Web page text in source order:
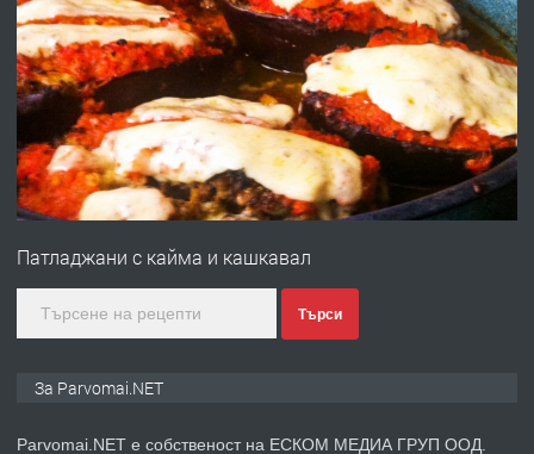
ПРЕДЛАГА
Първи поход "По стъпките на Ангел
Войвода"
преди 1 година
ПРЕДЛАГА
Монтажник на малки детайли за
Патладжани с кайма и кашкавал
Търси
За Parvomai.NET
Parvomai.NET е собственост на ЕСКОМ МЕДИА ГРУП ООД.